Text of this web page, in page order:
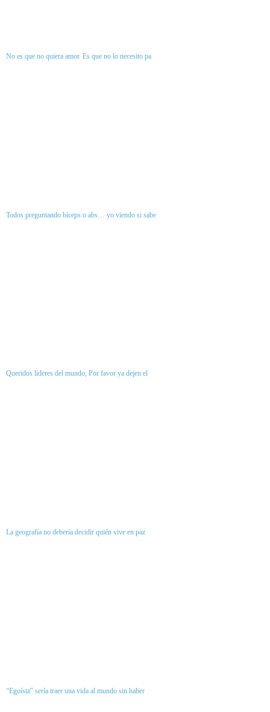
No es que no quiera amor. Es que no lo necesito pa
Todos preguntando bíceps o abs… yo viendo si sabe
Queridos líderes del mundo, Por favor ya dejen el
La geografía no debería decidir quién vive en paz
“Egoísta” sería traer una vida al mundo sin haber